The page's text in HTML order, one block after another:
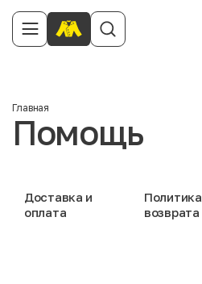
Главная
Помощь
Доставка и
оплата
Политика
возврата